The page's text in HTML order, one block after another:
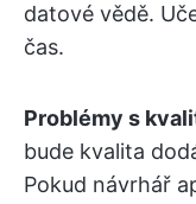
datové vědě.
čas.
Problémy s
bude kvalita
Pokud návrhář